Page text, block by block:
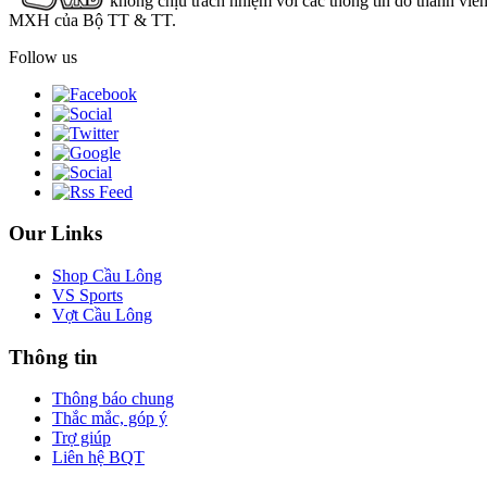
MXH của Bộ TT & TT.
Follow us
Our Links
Shop Cầu Lông
VS Sports
Vợt Cầu Lông
Thông tin
Thông báo chung
Thắc mắc, góp ý
Trợ giúp
Liên hệ BQT